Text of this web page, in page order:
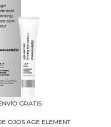
GRATIS
OJOS AGE ELEMENT